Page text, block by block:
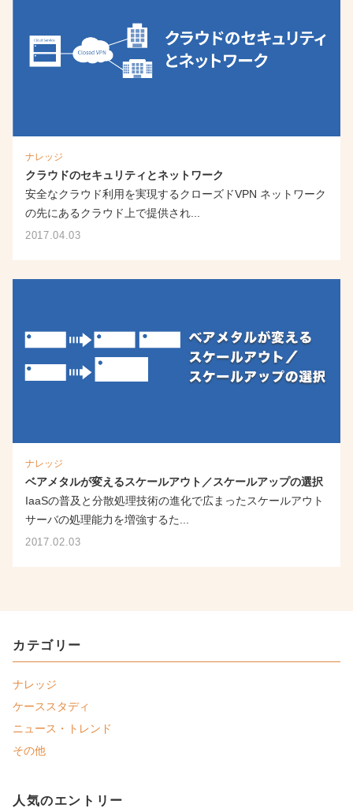
ナレッジ
クラウドのセキュリティとネットワーク
安全なクラウド利用を実現するクローズドVPN ネットワーク
の先にあるクラウド上で提供され...
2017.04.03
ナレッジ
ベアメタルが変えるスケールアウト／スケールアップの選択
IaaSの普及と分散処理技術の進化で広まったスケールアウト
サーバの処理能力を増強するた...
2017.02.03
カテゴリー
ナレッジ
ケーススタディ
ニュース・トレンド
その他
人気のエントリー